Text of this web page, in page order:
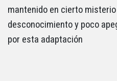
mantenido en cierto
desconocimiento y poco
por esta adaptación